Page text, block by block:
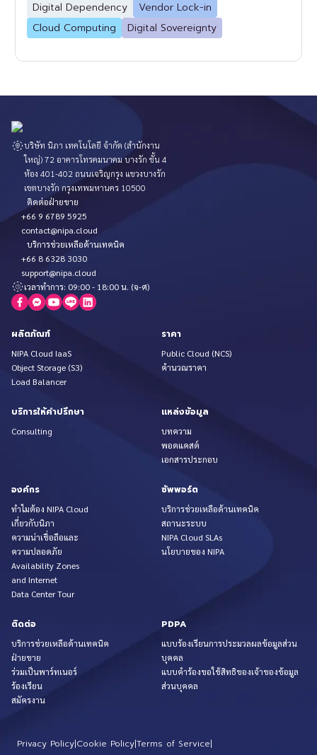
Digital Dependency
Vendor Lock-in
Cloud Computing
Digital Sovereignty
บริษัท นิภา เทคโนโลยี จำกัด (สำนักงาน
ใหญ่) 72 อาคารโทรคมนาคม บางรัก ชั้น 4
ห้อง 401-402 ถนนเจริญกรุง แขวงบางรัก
เขตบางรัก กรุงเทพมหานคร 10500
ติดต่อฝ่ายขาย
+66 9 6789 5925
contact@nipa.cloud
บริการช่วยเหลือด้านเทคนิค
+66 8 6328 3030
support@nipa.cloud
เวลาทำการ: 09:00 - 18:00 น. (จ-ศ)
ผลิตภัณฑ์
NIPA Cloud IaaS
Object Storage (S3)
Load Balancer
ราคา
Public Cloud (NCS)
คำนวณราคา
บริการให้คำปรึกษา
Consulting
แหล่งข้อมูล
บทความ
พอดแคสต์
เอกสารประกอบ
องค์กร
ทำไมต้อง NIPA Cloud
เกี่ยวกับนิภา
ความน่าเชื่อถือและ
ความปลอดภัย
Availability Zones
and Internet
Data Center Tour
ซัพพอร์ต
บริการช่วยเหลือด้านเทคนิค
สถานะระบบ
NIPA Cloud SLAs
นโยบายของ NIPA
ติดต่อ
บริการช่วยเหลือด้านเทคนิค
ฝ่ายขาย
ร่วมเป็นพาร์ทเนอร์
ร้องเรียน
สมัครงาน
PDPA
แบบร้องเรียนการประมวลผลข้อมูลส่วน
บุคคล
แบบคำร้องขอใช้สิทธิของเจ้าของข้อมูล
ส่วนบุคคล
Privacy Policy|Cookie Policy|Terms of Service|